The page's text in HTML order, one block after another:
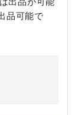
品可能で